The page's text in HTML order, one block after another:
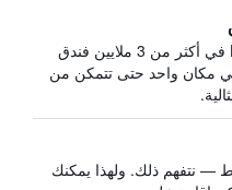
يبحث HotelsCombined في أكثر من 3 ملايين فندق
مكان واحد حتى تتمكن من
— نتفهم ذلك. ولهذا يمكنك